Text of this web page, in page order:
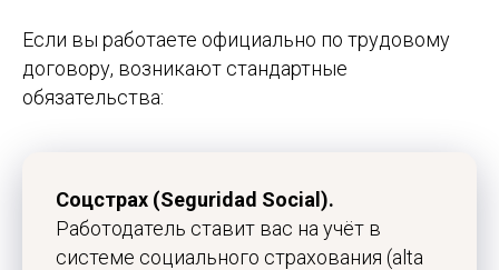
Если вы работаете официально по трудовому
договору, возникают стандартные
обязательства:
Соцстрах (Seguridad Social).
Работодатель ставит вас на учёт в
системе социального страхования (alta